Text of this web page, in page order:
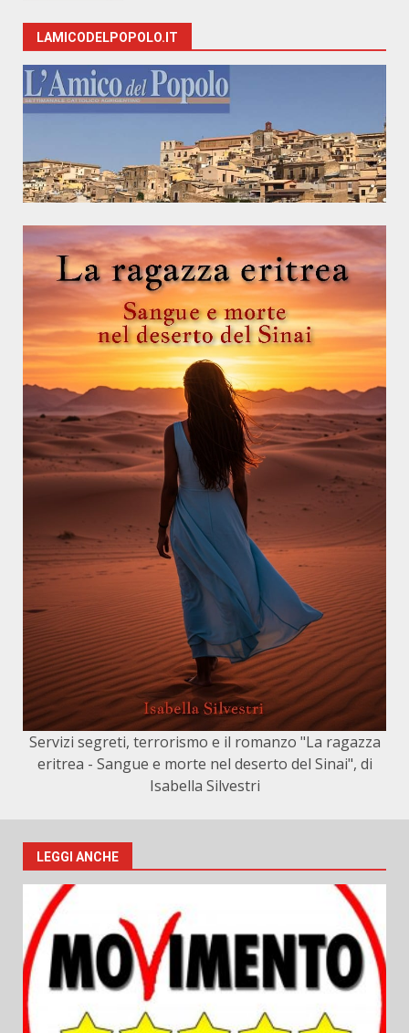
LAMICODELPOPOLO.IT
Servizi segreti, terrorismo e il romanzo "La ragazza
eritrea - Sangue e morte nel deserto del Sinai", di
Isabella Silvestri
LEGGI ANCHE